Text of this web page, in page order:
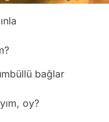
bağlar
oy?